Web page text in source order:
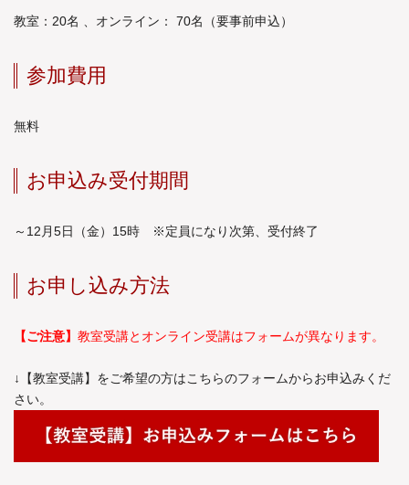
教室：20名 、オンライン： 70名（要事前申込）
参加費用
無料
お申込み受付期間
～12月5日（金）15時 ※定員になり次第、受付終了
お申し込み方法
【ご注意】 教室受講とオンライン受講はフォームが異なります。
↓【教室受講】をご希望の方はこちらのフォームからお申込みくだ
さい。